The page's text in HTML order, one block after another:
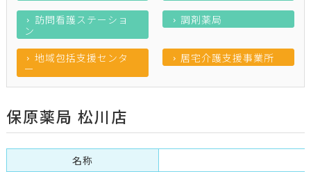
訪問看護ステーショ
ン
調剤薬局
地域包括支援センタ
ー
居宅介護支援事業所
保原薬局 松川店
名称